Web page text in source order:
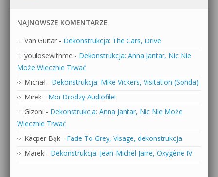
NAJNOWSZE KOMENTARZE
Van Guitar - Dekonstrukcja: The Cars, Drive
youlosewithme - Dekonstrukcja: Anna Jantar, Nic Nie
Może Wiecznie Trwać
Michał - Dekonstrukcja: Mike Vickers, Visitation (Sonda)
Mirek - Moi Drodzy Audiofile!
Gizoni - Dekonstrukcja: Anna Jantar, Nic Nie Może
Wiecznie Trwać
Kacper Bąk - Fade To Grey, Visage, dekonstrukcja
Marek - Dekonstrukcja: Jean-Michel Jarre, Oxygène IV